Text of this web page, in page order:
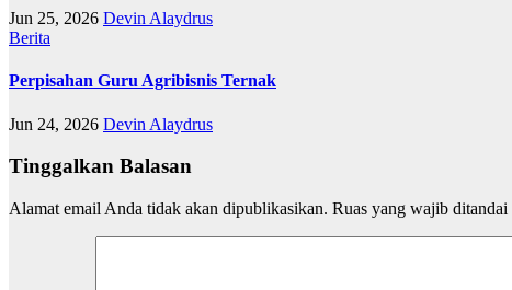
Jun 25, 2026 Devin Alaydrus
Berita
Perpisahan Guru Agribisnis Ternak
Jun 24, 2026 Devin Alaydrus
Tinggalkan Balasan
Alamat email Anda tidak akan dipublikasikan. Ruas yang wajib ditandai